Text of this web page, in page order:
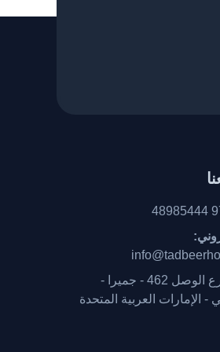
شارع الوصل 462 - جميرا -